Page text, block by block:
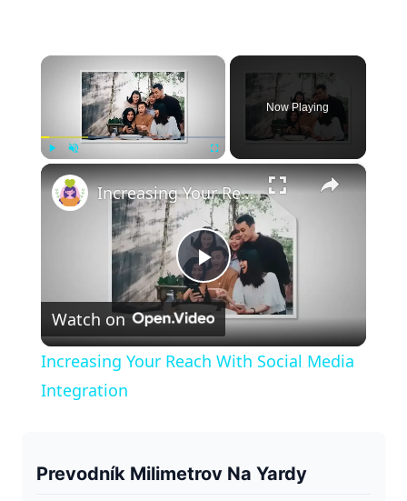
×
Now Playing
×
P
l
Increasing Your Reach With Social Media Integration
Watch on
Increasing Your Reach With Social Media
Integration
Prevodník Milimetrov Na Yardy